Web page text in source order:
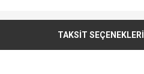
TAKSİT SEÇENEKLERİ